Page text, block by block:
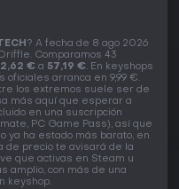
? A fecha de 8 ago 2026
Comparamos 43
2,62 € a 57,19 €. En keyshops
oficiales arranca en 9,99 €.
los extremos suele ser de
más aquí que esperar a
en una suscripción
PC Game Pass), así que
ya ha estado más barato, en
de precio te avisará de la
que activas en Steam u
amplio, con más de una
keyshop.